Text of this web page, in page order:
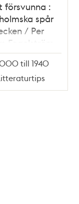
försvunna :
spår
/ Per
Fogelström
till 1940